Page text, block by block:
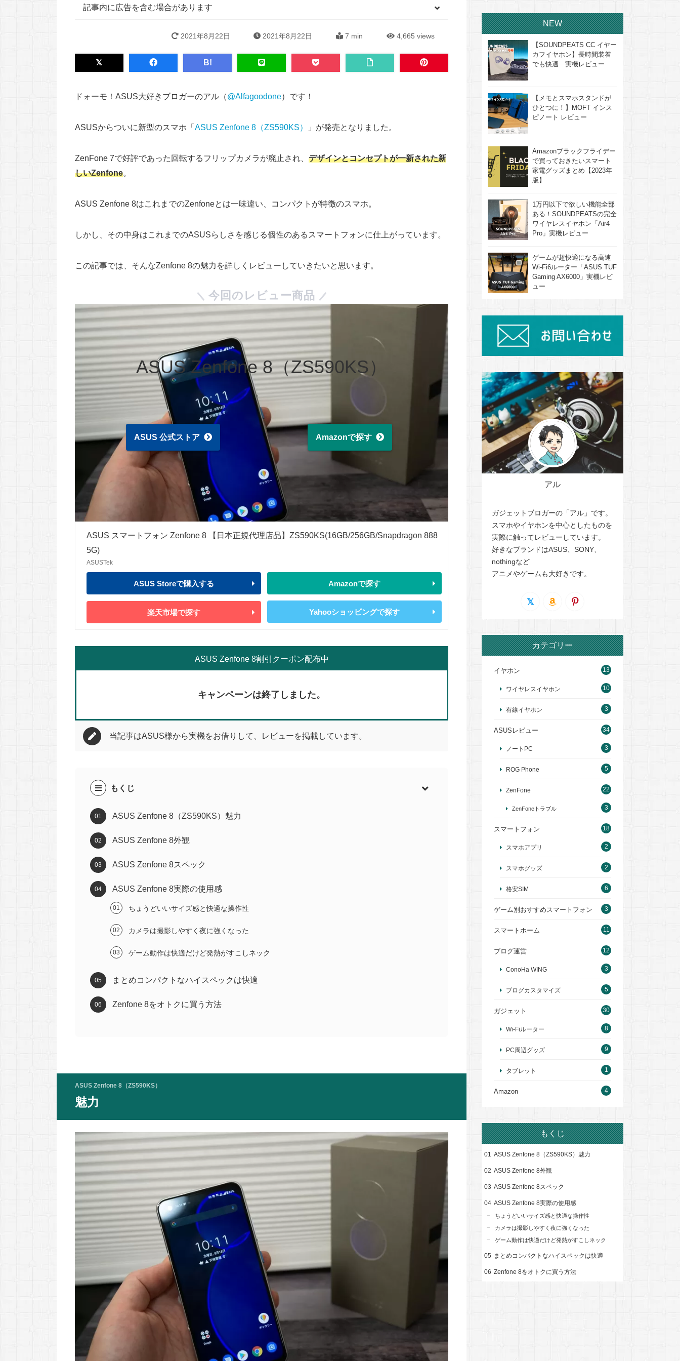
2021年8月22日 2021年8月22日 7 min 4,665 views
記事内に広告を含む場合があります
B!
ドォーモ！ASUS大好きブロガーのアル（@Alfagoodone）です！
ASUSからついに新型のスマホ「 ASUS Zenfone 8（ZS590KS） 」が発売となりました。
ZenFone 7で好評であった回転するフリップカメラが廃止され、 デザインとコンセプトが一新された新
しいZenfone。
ASUS Zenfone 8はこれまでのZenfoneとは一味違い、コンパクトが特徴のスマホ。
しかし、その中身はこれまでのASUSらしさを感じる個性のあるスマートフォンに仕上がっています。
この記事では、そんなZenfone 8の魅力を詳しくレビューしていきたいと思います。
今回のレビュー商品
ASUS Zenfone 8（ZS590KS）
ASUS 公式ストア Amazonで探す
ASUS スマートフォン Zenfone 8 【日本正規代理店品】ZS590KS(16GB/256GB/Snapdragon 888
5G)
ASUSTek
ASUS Storeで購入する Amazonで探す
楽天市場で探す Yahooショッピングで探す
ASUS Zenfone 8割引クーポン配布中
キャンペーンは終了しました。
当記事はASUS様から実機をお借りして、レビューを掲載しています。
もくじ
ASUS Zenfone 8（ZS590KS）魅力
ASUS Zenfone 8外観
ASUS Zenfone 8スペック
ASUS Zenfone 8実際の使用感
ちょうどいいサイズ感と快適な操作性
カメラは撮影しやすく夜に強くなった
ゲーム動作は快適だけど発熱がすこしネック
まとめコンパクトなハイスペックは快適
Zenfone 8をオトクに買う方法
ASUS Zenfone 8（ZS590KS）
魅力
NEW
【SOUNDPEATS CC イヤー
カフイヤホン】長時間装着
でも快適 実機レビュー
【メモとスマホスタンドが
ひとつに！】MOFT インス
ピノート レビュー
Amazonブラックフライデー
で買っておきたいスマート
家電グッズまとめ【2023年
版】
1万円以下で欲しい機能全部
ある！SOUNDPEATSの完全
ワイヤレスイヤホン「Air4
Pro」実機レビュー
ゲームが超快適になる高速
Wi-Fi6ルーター「ASUS TUF
Gaming AX6000」実機レビ
ュー
アル
ガジェットブロガーの「アル」です。
スマホやイヤホンを中心としたものを
実際に触ってレビューしています。
好きなブランドはASUS、SONY、
nothingなど
アニメやゲームも大好きです。
カテゴリー
イヤホン 13
ワイヤレスイヤホン 10
有線イヤホン 3
ASUSレビュー 34
ノートPC 3
ROG Phone 5
ZenFone 22
ZenFoneトラブル 3
スマートフォン 18
スマホアプリ 2
スマホグッズ 2
格安SIM 6
ゲーム別おすすめスマートフォン 3
スマートホーム 11
ブログ運営 12
ConoHa WING 3
ブログカスタマイズ 5
ガジェット 30
Wi-Fiルーター 8
PC周辺グッズ 9
タブレット 1
Amazon 4
もくじ
ASUS Zenfone 8（ZS590KS）魅力
ASUS Zenfone 8外観
ASUS Zenfone 8スペック
ASUS Zenfone 8実際の使用感
ちょうどいいサイズ感と快適な操作性
カメラは撮影しやすく夜に強くなった
ゲーム動作は快適だけど発熱がすこしネック
まとめコンパクトなハイスペックは快適
Zenfone 8をオトクに買う方法